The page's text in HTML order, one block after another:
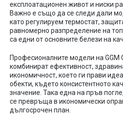
експлоатационен живот и ниски
Важно е също да се следи дали
като регулируем термостат,
равномерно разпределение на
са едни от основните белези на
Професионалните модели на GGM
комбинират ефективност,
икономичност, което ги прави
обекти, където консистентното
значение. Така една на пръв
се превръща в икономически
дългосрочен план.